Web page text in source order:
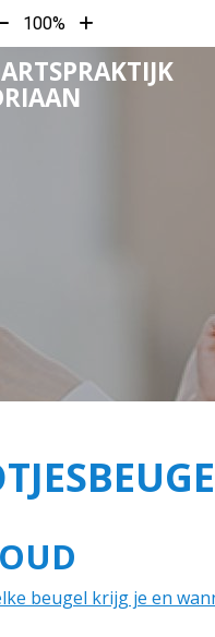
100%
Tekst
vergroten
met
10%
beugel krijg je en